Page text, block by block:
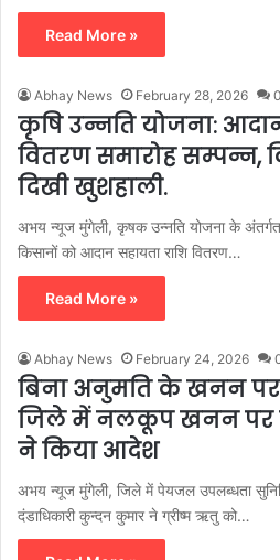
Read More »
Abhay News February 28, 2026 0
कृषि उन्नति योजना:
वितरण समारोह सम्पन्न,
दिखी खुशहाली.
अभय न्यूज मुंगेली, कृषक उन्नति योजना के
किसानों को आदान सहायता राशि वितरण…
Read More »
Abhay News February 24, 2026
बिना अनुमति के खनन पर
जिले में नलकूप खनन पर
ने किया आदेश
अभय न्यूज मुंगेली, जिले में पेयजल उपलब्धता
दंडाधिकारी कुन्दन कुमार ने ग्रीष्म ऋतु को…